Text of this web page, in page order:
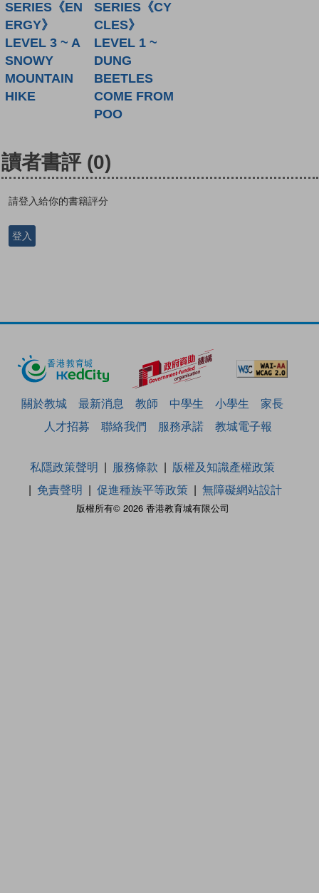
SERIES《EN
ERGY》
LEVEL 3 ~ A
SNOWY
MOUNTAIN
HIKE
SERIES《CY
CLES》
LEVEL 1 ~
DUNG
BEETLES
COME FROM
POO
讀者書評 (0)
請登入給你的書籍評分
登入
關於教城 最新消息 教師 中學生 小學生
家長
人才招募
聯絡我們 服務承諾 教城電子報
版權所有© 2026 香港教育城有限公司
私隱政策聲明 服務條款
版權及知識產權政策
免責聲明
促進種族平等政策 無障礙網站設計